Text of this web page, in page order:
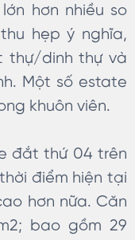
hơn nhiều so
hẹp ý nghĩa,
thự/dinh thự và
Một số estate
khuôn viên.
đắt thứ 04 trên
điểm hiện tại
hơn nữa. Căn
bao gồm 29